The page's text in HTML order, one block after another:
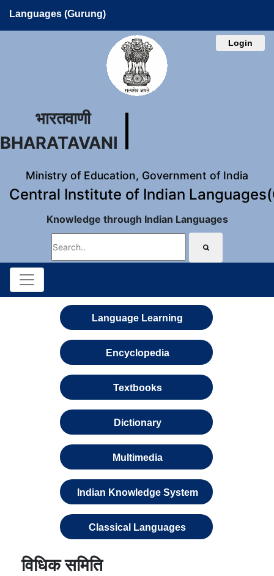
Languages (Gurung)
Login
भारतवाणी
BHARATAVANI
Ministry of Education, Government of India
Central Institute of Indian
Knowledge through Indian Languages
Language Learning
Encyclopedia
Textbooks
Dictionary
Multimedia
Indian Knowledge System
Classical Languages
विधिक समिति